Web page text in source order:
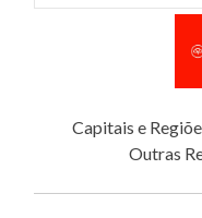
Capitais e
Outras